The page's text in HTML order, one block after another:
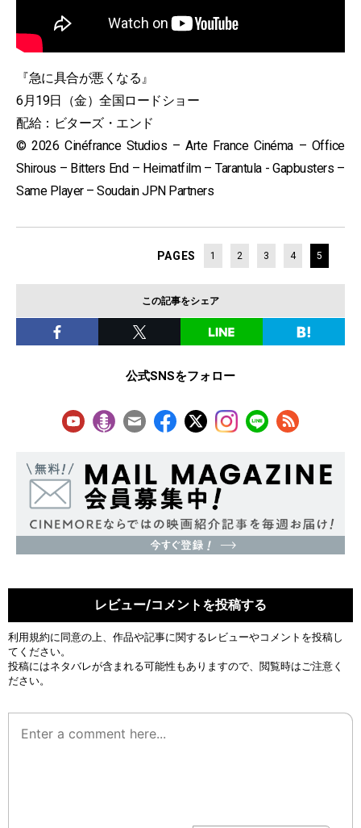
『急に具合が悪くなる』
6月19日（金）全国ロードショー
配給：ビターズ・エンド
© 2026 Cinéfrance Studios – Arte France Cinéma – Office
Shirous – Bitters End – Heimatfilm – Tarantula - Gapbusters –
Same Player – Soudain JPN Partners
PAGES 1 2 3 4 5
この記事をシェア
公式SNSをフォロー
レビュー/コメントを投稿する
利用規約に同意の上、作品や記事に関するレビューやコメントを投稿し
てください。
投稿にはネタバレが含まれる可能性もありますので、閲覧時はご注意く
ださい。